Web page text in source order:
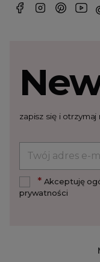
zapisz się i
*Akceptuję
prywatności